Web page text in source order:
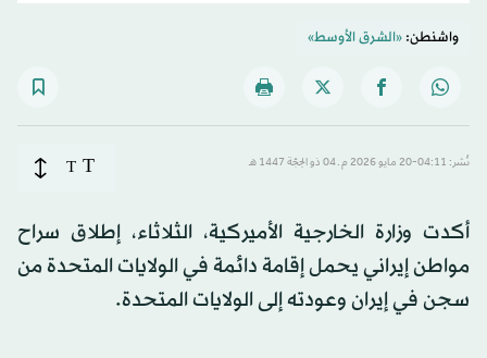
واشنطن:«الشرق الأوسط»
نُشر: 04:11-20 مايو 2026 م ـ 04 ذو الحِجّة 1447 هـ T
T
أكدت وزارة الخارجية الأميركية، الثلاثاء، إطلاق سراح
مواطن إيراني يحمل إقامة دائمة في الولايات المتحدة من
سجن في إيران وعودته إلى الولايات المتحدة.